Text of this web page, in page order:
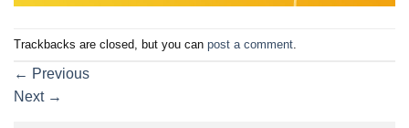
Trackbacks are closed, but you can post a comment
← Previous
Next →